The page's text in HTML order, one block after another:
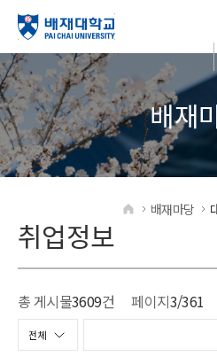
배재
취업정보HOME
배재마당
총 게시물3609건 페이지3/361